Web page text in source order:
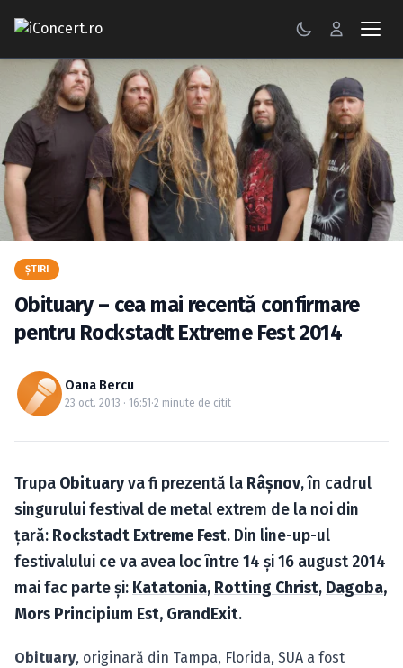
CONCERTE
FESTIVALURI
PETRECERI
RECENZII
BILETE
Caută în site...
ŞTIRI
Obituary – cea mai recentă confirmare
pentru Rockstadt Extreme Fest 2014
Oana Bercu
23 oct. 2013 · 16:51 ·2 minute de citit
Trupa Obituaryva fi prezentă la Râşnov, în cadrul
singurului festival de metal extrem de la noi din
ţară: Rockstadt Extreme Fest. Din line-up-ul
festivalului ce va avea loc între 14 şi 16 august 2014
mai fac parte şi: Katatonia, Rotting Christ, Dagoba,
Mors Principium Est, GrandExit.
Obituary, originară din Tampa, Florida, SUA a fost